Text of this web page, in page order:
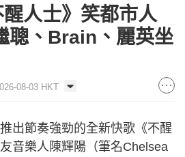
人士》笑都市人
聰、Brain、麗英坐
08-03 HKT
出節奏強勁的全新快歌《不醒
音樂人陳輝陽（筆名Chelsea